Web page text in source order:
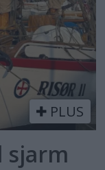
PLUS
sjarm